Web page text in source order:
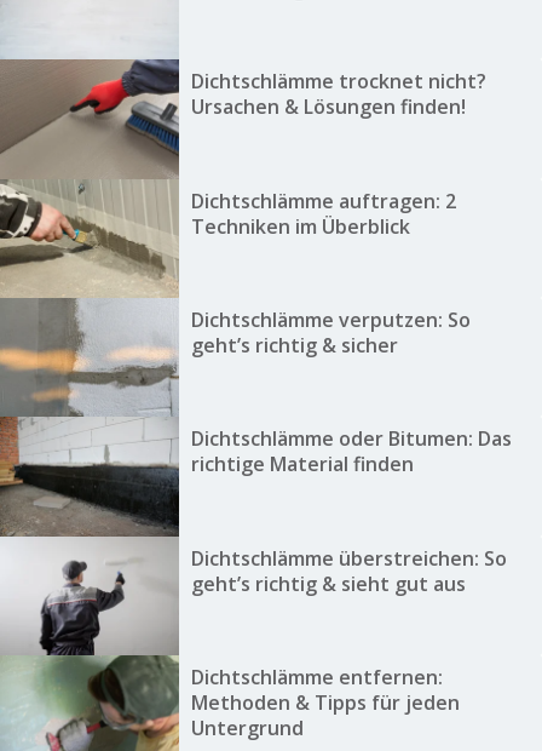
Dichtschlämme trocknet nicht?
Ursachen & Lösungen finden!
Dichtschlämme auftragen: 2
Techniken im Überblick
Dichtschlämme verputzen: So
geht’s richtig & sicher
Dichtschlämme oder Bitumen: Das
richtige Material finden
Dichtschlämme überstreichen: So
geht’s richtig & sieht gut aus
Dichtschlämme entfernen:
Methoden & Tipps für jeden
Untergrund